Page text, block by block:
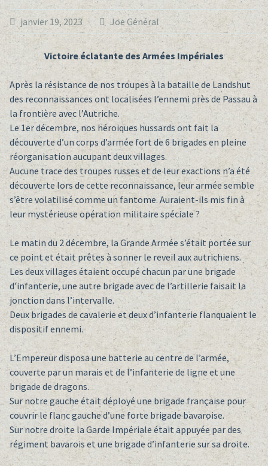
janvier 19, 2023 Joe Général
Victoire éclatante des Armées Impériales
Après la résistance de nos troupes à la bataille de Landshut
des reconnaissances ont localisées l’ennemi près de Passau à
la frontière avec l’Autriche.
Le 1er décembre, nos héroiques hussards ont fait la
découverte d’un corps d’armée fort de 6 brigades en pleine
réorganisation aucupant deux villages.
Aucune trace des troupes russes et de leur exactions n’a été
découverte lors de cette reconnaissance, leur armée semble
s’être volatilisé comme un fantome. Auraient-ils mis fin à
leur mystérieuse opération militaire spéciale ?
Le matin du 2 décembre, la Grande Armée s’était portée sur
ce point et était prêtes à sonner le reveil aux autrichiens.
Les deux villages étaient occupé chacun par une brigade
d’infanterie, une autre brigade avec de l’artillerie faisait la
jonction dans l’intervalle.
Deux brigades de cavalerie et deux d’infanterie flanquaient le
dispositif ennemi.
L’Empereur disposa une batterie au centre de l’armée,
couverte par un marais et de l’infanterie de ligne et une
brigade de dragons.
Sur notre gauche était déployé une brigade française pour
couvrir le flanc gauche d’une forte brigade bavaroise.
Sur notre droite la Garde Impériale était appuyée par des
régiment bavarois et une brigade d’infanterie sur sa droite.